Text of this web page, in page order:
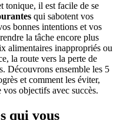
tonique, il est facile de se
qui sabotent vos
bonnes intentions et vos
la tâche encore plus
alimentaires inappropriés ou
la route vers la perte de
Découvrons ensemble les 5
et comment les éviter,
objectifs avec succès.
qui vous